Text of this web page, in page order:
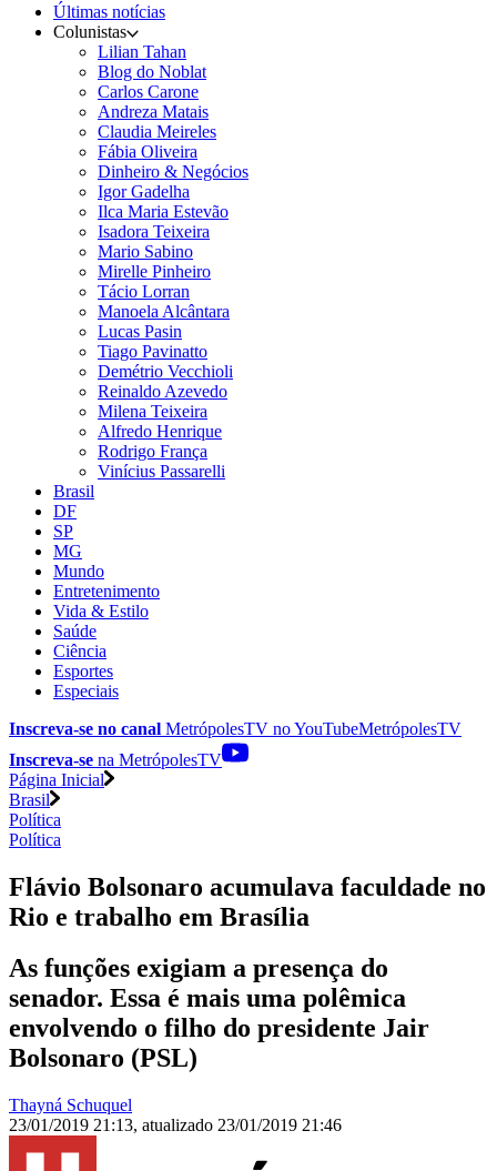
Últimas notícias
Colunistas
Lilian Tahan
Blog do Noblat
Carlos Carone
Andreza Matais
Claudia Meireles
Fábia Oliveira
Dinheiro & Negócios
Igor Gadelha
Ilca Maria Estevão
Isadora Teixeira
Mario Sabino
Mirelle Pinheiro
Tácio Lorran
Manoela Alcântara
Lucas Pasin
Tiago Pavinatto
Demétrio Vecchioli
Reinaldo Azevedo
Milena Teixeira
Alfredo Henrique
Rodrigo França
Vinícius Passarelli
Brasil
DF
SP
MG
Mundo
Entretenimento
Vida & Estilo
Saúde
Ciência
Esportes
Especiais
Inscreva-se no canal MetrópolesTV noYouTubeMetrópolesTV
Inscreva-se na MetrópolesTV
Página Inicial
Brasil
Política
Política
Flávio Bolsonaro acumulava faculdade no
Rio e trabalho em Brasília
As funções exigiam a presença do
senador. Essa é mais uma polêmica
envolvendo o filho do presidente Jair
Bolsonaro (PSL)
Thayná Schuquel
23/01/2019 21:13, atualizado 23/01/2019 21:46